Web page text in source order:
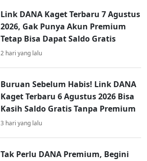
Link DANA Kaget Terbaru 7 Agustus
2026, Gak Punya Akun Premium
Tetap Bisa Dapat Saldo Gratis
2 hari yang lalu
Buruan Sebelum Habis! Link DANA
Kaget Terbaru 6 Agustus 2026 Bisa
Kasih Saldo Gratis Tanpa Premium
3 hari yang lalu
Tak Perlu DANA Premium, Begini